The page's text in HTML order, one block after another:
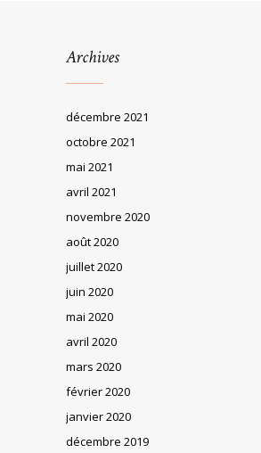
Archives
décembre 2021
octobre 2021
mai 2021
avril 2021
novembre 2020
août 2020
juillet 2020
juin 2020
mai 2020
avril 2020
mars 2020
février 2020
janvier 2020
décembre 2019